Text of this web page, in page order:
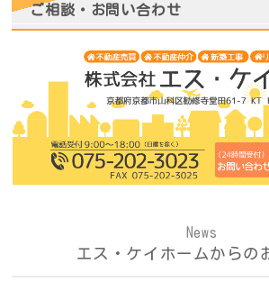
ご相談・お問い合わせ
News
エス・ケイホームからの